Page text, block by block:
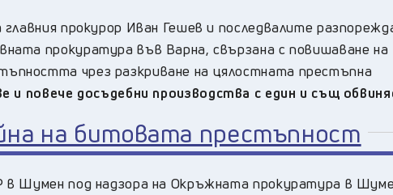
прокурор Иван Гешев и последвалите
прокуратура във Варна, свързана с повишаване на
чрез разкриване на цялостната престъпна
и повече досъдебни производства с един и същ
на битовата престъпност
Шумен под надзора на Окръжната прокуратура в